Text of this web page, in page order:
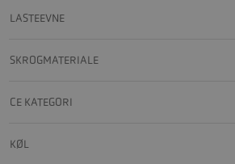
LASTEEVNE
SKROGMATERIALE
CE KATEGORI
KØL